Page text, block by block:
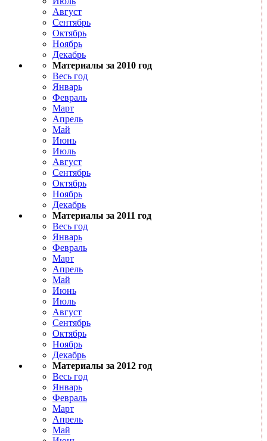
Август
Сентябрь
Октябрь
Ноябрь
Декабрь
Материалы за 2010 год
Весь год
Январь
Февраль
Март
Апрель
Май
Июнь
Июль
Август
Сентябрь
Октябрь
Ноябрь
Декабрь
Материалы за 2011 год
Весь год
Январь
Февраль
Март
Апрель
Май
Июнь
Июль
Август
Сентябрь
Октябрь
Ноябрь
Декабрь
Материалы за 2012 год
Весь год
Январь
Февраль
Март
Апрель
Май